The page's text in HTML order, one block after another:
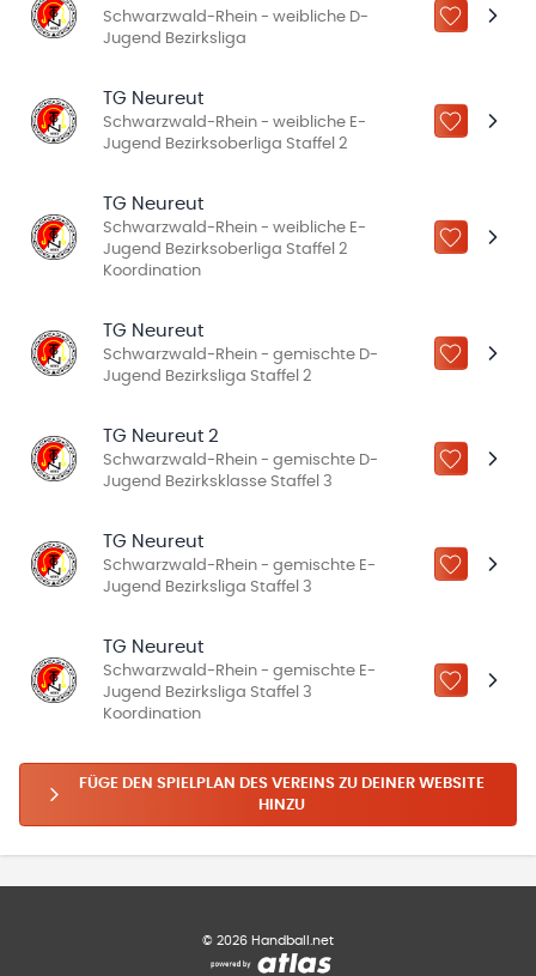
Schwarzwald-Rhein - weibliche D-
Jugend Bezirksliga
ZU „MEINE
TG Neureut
Schwarzwald-Rhein - weibliche E-
Jugend Bezirksoberliga Staffel 2
ZU „MEINE
TG Neureut
Schwarzwald-Rhein - weibliche E-
Jugend Bezirksoberliga Staffel 2
Koordination
ZU „MEINE
TG Neureut
Schwarzwald-Rhein - gemischte D-
Jugend Bezirksliga Staffel 2
ZU „MEINE
TG Neureut 2
Schwarzwald-Rhein - gemischte D-
Jugend Bezirksklasse Staffel 3
ZU „MEINE
TG Neureut
Schwarzwald-Rhein - gemischte E-
Jugend Bezirksliga Staffel 3
ZU „MEINE
TG Neureut
Schwarzwald-Rhein - gemischte E-
Jugend Bezirksliga Staffel 3
Koordination
ZU „MEINE
FÜGE DEN SPIELPLAN DES VEREINS ZU DEINER WEBSITE
HINZU
© 2026 Handball.net